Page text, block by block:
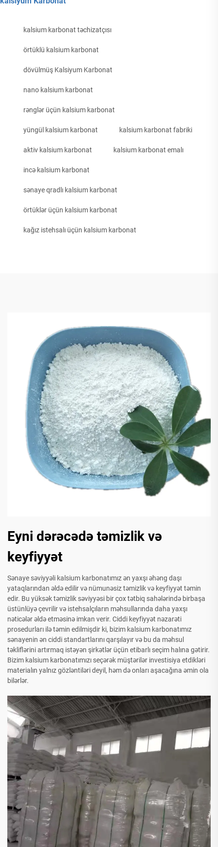
kalsium karbonat təchizatçısı
örtüklü kalsium karbonat
dövülmüş Kalsiyum Karbonat
nano kalsium karbonat
rənglər üçün kalsium karbonat
yüngül kalsium karbonat kalsium karbonat fabriki
aktiv kalsium karbonat kalsium karbonat emalı
incə kalsium karbonat
sənaye qradlı kalsium karbonat
örtüklər üçün kalsium karbonat
kağız istehsalı üçün kalsium karbonat
Eyni dərəcədə təmizlik və
keyfiyyət
Sənaye səviyyəli kalsium karbonatımız ən yaxşı əhəng daşı
yataqlarından əldə edilir və nümunəsiz təmizlik və keyfiyyət təmin
edir. Bu yüksək təmizlik səviyyəsi bir çox tətbiq sahələrində birbaşa
üstünlüyə çevrilir və istehsalçıların məhsullarında daha yaxşı
nəticələr əldə etməsinə imkan verir. Ciddi keyfiyyət nəzarəti
prosedurları ilə təmin edilmişdir ki, bizim kalsium karbonatımız
sənayenin ən ciddi standartlarını qarşılayır və bu da məhsul
təkliflərini artırmaq istəyən şirkətlər üçün etibarlı seçim halına gətirir.
Bizim kalsium karbonatımızı seçərək müştərilər investisiya etdikləri
materialın yalnız gözləntiləri deyil, həm də onları aşacağına əmin ola
bilərlər.